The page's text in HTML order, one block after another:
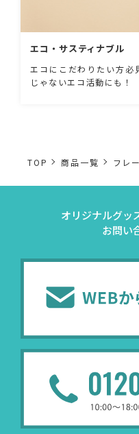
エコ・サスティナブル
エコにこだわりたい方必
じゃないエコ活動にも！
TOP 商品一覧 フレ
オリジナルグッ
お問い